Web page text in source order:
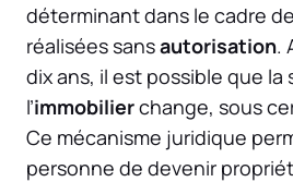
déterminant dans le cadre de
réalisées sansautorisation.
dix ans, il est possible que la
l’immobilierchange, sous
Ce mécanisme juridique
personne de devenir